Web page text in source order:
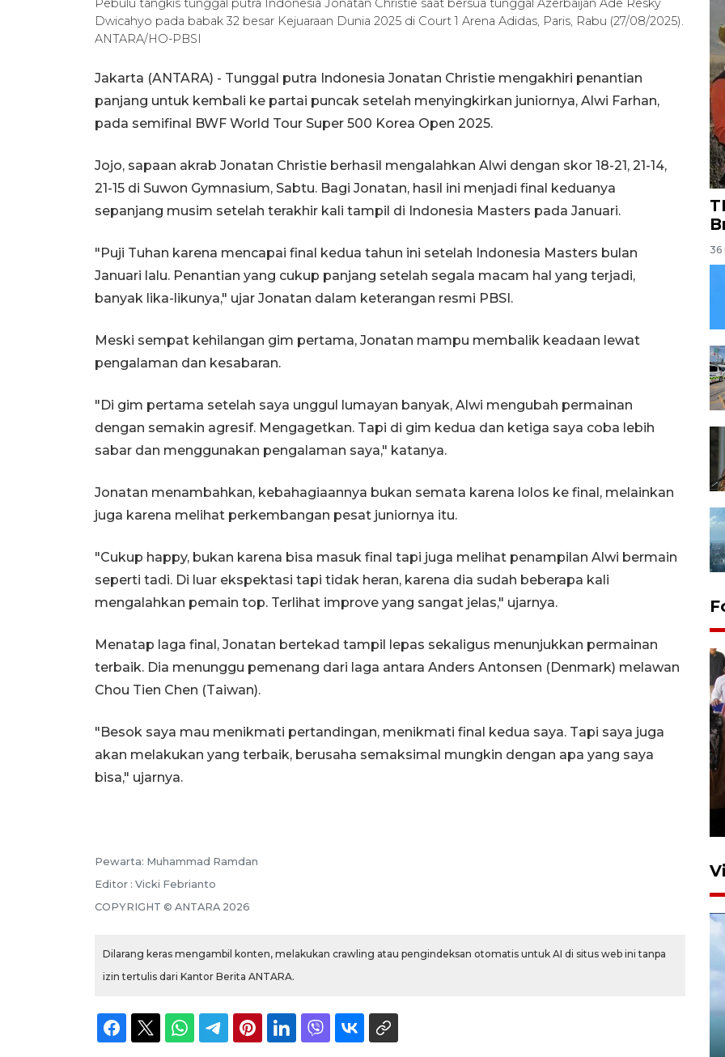
Pebulu tangkis tunggal putra Indonesia Jonatan Christie saat bersua tunggal Azerbaijan Ade Resky
Dwicahyo pada babak 32 besar Kejuaraan Dunia 2025 di Court 1 Arena Adidas, Paris, Rabu (27/08/2025).
ANTARA/HO-PBSI
Jakarta (ANTARA) - Tunggal putra Indonesia Jonatan Christie mengakhiri penantian
panjang untuk kembali ke partai puncak setelah menyingkirkan juniornya, Alwi Farhan,
pada semifinal BWF World Tour Super 500 Korea Open 2025.
Jojo, sapaan akrab Jonatan Christie berhasil mengalahkan Alwi dengan skor 18-21, 21-14,
21-15 di Suwon Gymnasium, Sabtu. Bagi Jonatan, hasil ini menjadi final keduanya
sepanjang musim setelah terakhir kali tampil di Indonesia Masters pada Januari.
"Puji Tuhan karena mencapai final kedua tahun ini setelah Indonesia Masters bulan
Januari lalu. Penantian yang cukup panjang setelah segala macam hal yang terjadi,
banyak lika-likunya," ujar Jonatan dalam keterangan resmi PBSI.
Meski sempat kehilangan gim pertama, Jonatan mampu membalik keadaan lewat
pengalaman dan kesabaran.
"Di gim pertama setelah saya unggul lumayan banyak, Alwi mengubah permainan
dengan semakin agresif. Mengagetkan. Tapi di gim kedua dan ketiga saya coba lebih
sabar dan menggunakan pengalaman saya," katanya.
Jonatan menambahkan, kebahagiaannya bukan semata karena lolos ke final, melainkan
juga karena melihat perkembangan pesat juniornya itu.
"Cukup happy, bukan karena bisa masuk final tapi juga melihat penampilan Alwi bermain
seperti tadi. Di luar ekspektasi tapi tidak heran, karena dia sudah beberapa kali
mengalahkan pemain top. Terlihat improve yang sangat jelas," ujarnya.
Menatap laga final, Jonatan bertekad tampil lepas sekaligus menunjukkan permainan
terbaik. Dia menunggu pemenang dari laga antara Anders Antonsen (Denmark) melawan
Chou Tien Chen (Taiwan).
"Besok saya mau menikmati pertandingan, menikmati final kedua saya. Tapi saya juga
akan melakukan yang terbaik, berusaha semaksimal mungkin dengan apa yang saya
bisa," ujarnya.
Pewarta: Muhammad Ramdan
Editor : Vicki Febrianto
COPYRIGHT © ANTARA 2026
Dilarang keras mengambil konten, melakukan crawling atau pengindeksan otomatis untuk AI di situs web ini tanpa
izin tertulis dari Kantor Berita ANTARA.
36